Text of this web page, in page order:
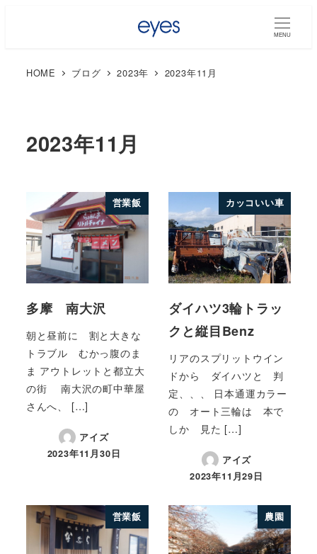
MENU
HOME ブログ 2023年 2023年11月
2023年11月
営業飯
多摩 南大沢
朝と昼前に 割と大きな
トラブル むかっ腹のま
ま アウトレットと都立大
の街 南大沢の町中華屋
さんへ、 […]
アイズ
2023年11月30日
カッコいい車
ダイハツ3輪トラッ
クと縦目Benz
リアのスプリットウイン
ドから ダイハツと 判
定、、、 日本通運カラー
の オート三輪は 本で
しか 見た […]
アイズ
2023年11月29日
営業飯 農園